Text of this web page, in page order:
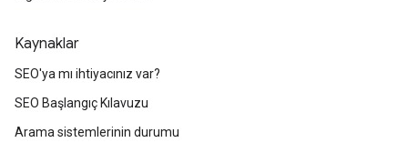
Kaynaklar
SEO'ya mı ihtiyacınız var?
SEO Başlangıç Kılavuzu
Arama sistemlerinin durumu